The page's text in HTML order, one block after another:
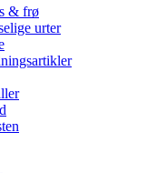
& frø
urter